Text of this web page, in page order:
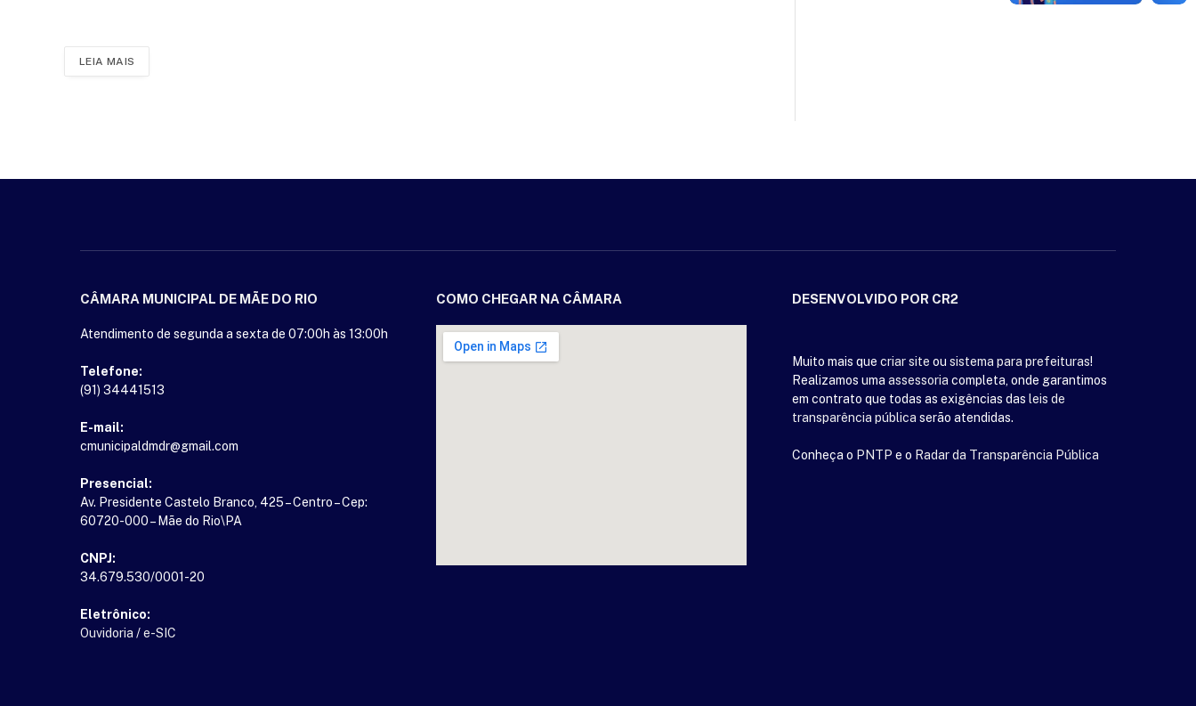
LEIA MAIS
CÂMARA MUNICIPAL DE MÃE DO RIO
Atendimento de segunda a sexta de 07:00h às 13:00h
Telefone:
(91) 34441513
E-mail:
cmunicipaldmdr@gmail.com
Presencial:
Av. Presidente Castelo Branco, 425 – Centro – Cep:
60720-000 – Mãe do Rio\PA
CNPJ:
34.679.530/0001-20
Eletrônico:
Ouvidoria /e-SIC
COMO CHEGAR NA CÂMARA DESENVOLVIDO POR CR2
Muito mais que criar site ou sistema para prefeituras!
Realizamos uma assessoria completa, onde garantimos
em contrato que todas as exigências das leis de
transparência pública serão atendidas.
Conheça o PNTP e o Radar da Transparência Pública